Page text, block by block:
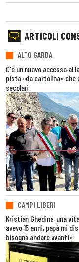
ARTICOLI
ALTO GARDA
C'è un nuovo accesso al
pista «da cartolina» che
secolari
CAMPI LIBERI
Kristian Ghedina, una
avevo 15 anni, papà mi
bisogna andare avanti»